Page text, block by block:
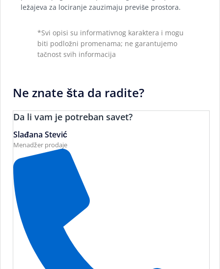
ležajeva za lociranje zauzimaju previše prostora.
*Svi opisi su informativnog karaktera i mogu
biti podložni promenama; ne garantujemo
tačnost svih informacija
Ne znate šta da radite?
Da li vam je potreban savet?
Slađana Stević
Menadžer prodaje